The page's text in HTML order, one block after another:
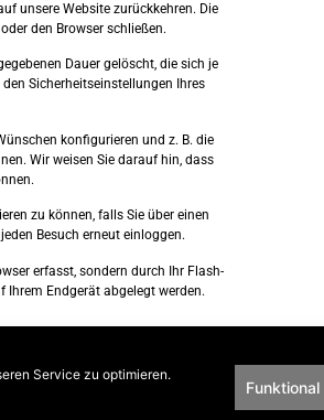
Service zu optimieren.
Funktional
unsere Website zurückkehren. Die
den Browser schließen.
Dauer gelöscht, die sich je
Sicherheitseinstellungen Ihres
konfigurieren und z. B. die
Wir weisen Sie darauf hin, dass
zu können, falls Sie über einen
Besuch erneut einloggen.
erfasst, sondern durch Ihr Flash-
Ihrem Endgerät abgelegt werden.